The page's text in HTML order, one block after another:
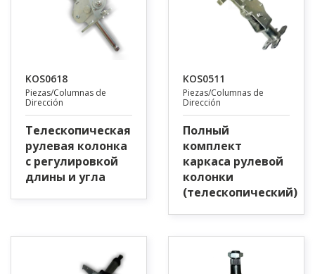
KOS0618
Piezas/Columnas de
Dirección
Телескопическая
рулевая колонка
с регулировкой
длины и угла
KOS0511
Piezas/Columnas de
Dirección
Полный
комплект
каркаса рулевой
колонки
(телескопический)